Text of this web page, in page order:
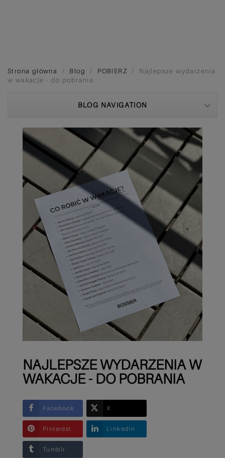
Strona główna Blog POBIERZ
Najlepsze wydarzenia
w wakacje - do pobrania
BLOG NAVIGATION
NAJLEPSZE WYDARZENIA W
WAKACJE - DO POBRANIA
Facebook X
Pinterest LinkedIn
Tumblr